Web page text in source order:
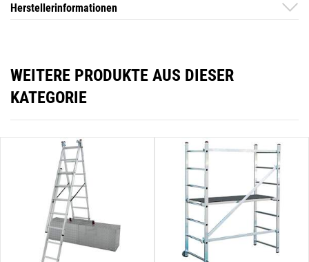
Herstellerinformationen
WEITERE PRODUKTE AUS DIESER
KATEGORIE